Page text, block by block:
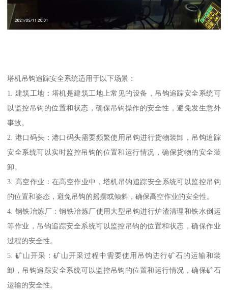
塔机吊钩追踪安全系统适用于以下场景：
1. 建筑工地：塔机是建筑工地上常见的设备，吊钩追踪安全系统可
以监控吊钩的位置和状态，确保吊钩操作的安全性，避免发生意外
事故。
2. 港口码头：港口码头需要频繁使用吊钩进行货物装卸，吊钩追踪
安全系统可以实时监控吊钩的位置和运行情况，确保货物的安全装
卸。
3. 高空作业：在高空作业中，塔机吊钩追踪安全系统可以监控吊钩
的位置和姿态，避免吊钩的摇摆或倾斜，确保高空作业的安全性。
4. 钢铁冶炼厂：钢铁冶炼厂使用大型吊钩进行炉渣清理和铁水倒运
等作业，吊钩追踪安全系统可以监控吊钩的位置和状态，确保作业
过程的安全性。
5. 矿山开采：矿山开采过程中需要使用吊钩进行矿石的运输和装
卸，吊钩追踪安全系统可以监控吊钩的位置和运行情况，确保矿石
运输的安全性。